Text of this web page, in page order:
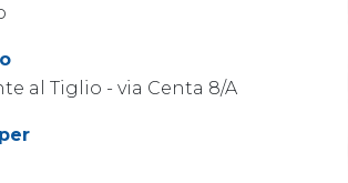
al Tiglio - via Centa 8/A